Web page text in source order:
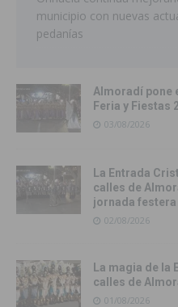
municipio con nuevas
pedanías
Almoradí pone
Feria y Fiestas
03/08/2026
La Entrada
calles de
jornada festera
02/08/2026
La magia de la
calles de
01/08/2026